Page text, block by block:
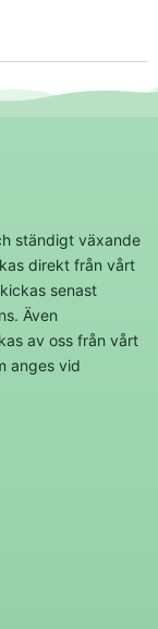
ständigt växande
direkt från vårt
senast
Även
av oss från vårt
anges vid